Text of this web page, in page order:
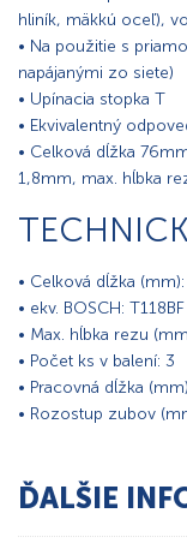
hliník, mäkkú oceľ),
• Na použitie s
napájanými zo siete)
• Upínacia stopka T
• Ekvivalentný
• Celková dĺžka
1,8mm, max. hĺbka
• Celková dĺžka
• ekv. BOSCH: T118BF
• Max. hĺbka rezu
• Počet ks v balení: 3
• Pracovná dĺžka
• Rozostup zubov
ĎALŠIE